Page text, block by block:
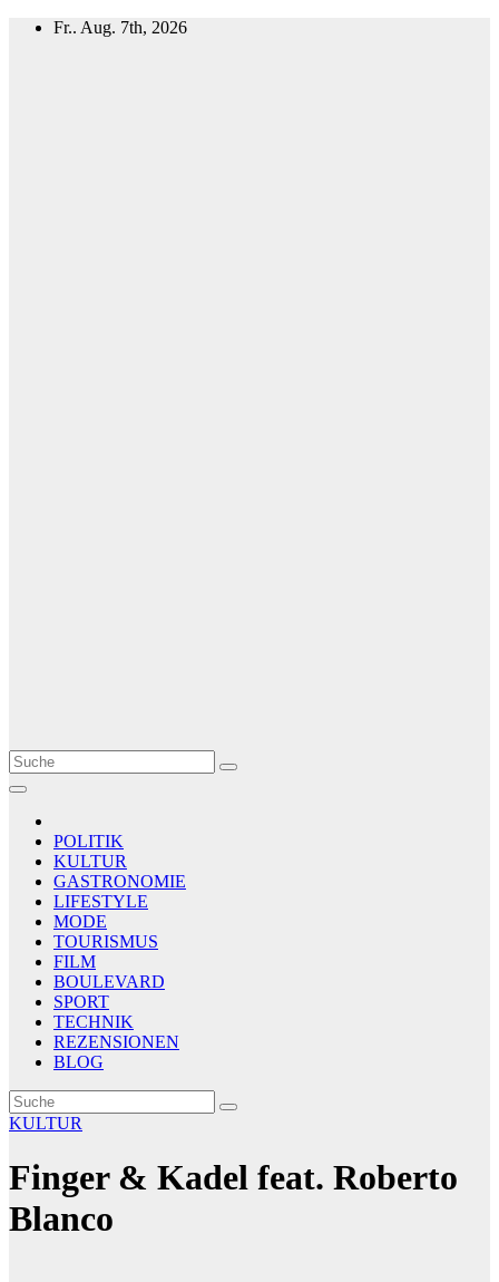
Zum
Fr.. Aug. 7th, 2026
Le Matin
AGENCE DE PRESSE
POLITIK
KULTUR
GASTRONOMIE
LIFESTYLE
MODE
TOURISMUS
FILM
BOULEVARD
SPORT
TECHNIK
REZENSIONEN
BLOG
KULTUR
Finger & Kadel feat. Roberto
Blanco